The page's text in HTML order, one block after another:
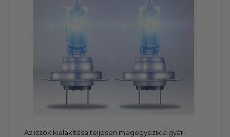
Az izzók kialakítása teljesen megegyezik a gyári